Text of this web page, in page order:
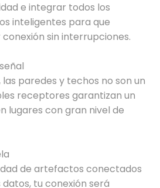
e integrar todos los
inteligentes para que
sin interrupciones.
paredes y techos no son un
receptores garantizan un
lugares con gran nivel de
de artefactos conectados
tu conexión será